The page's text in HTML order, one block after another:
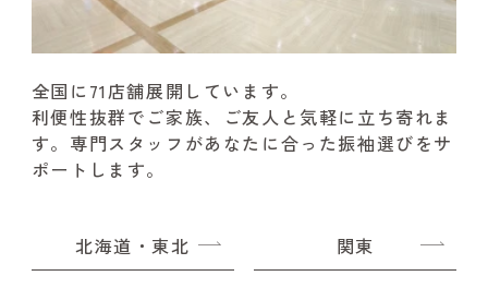
全国に71店舗展開しています。
利便性抜群でご家族、ご友人と気軽に立ち寄れま
す。 専門スタッフがあなたに合った振袖選びをサ
ポートします。
北海道・東北 関東